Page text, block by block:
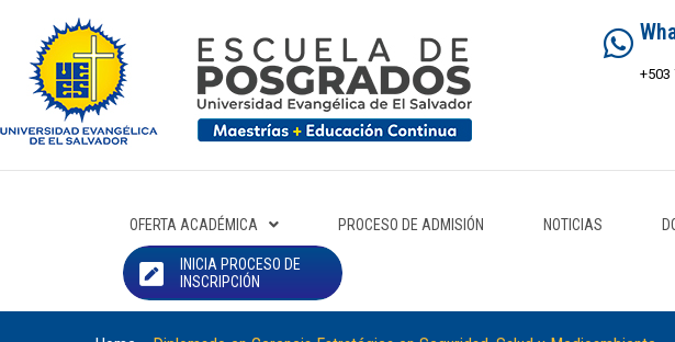
+503
OFERTA ACADÉMICA PROCESO DE ADMISIÓN NOTICIAS
INICIA PROCESO DE
INSCRIPCIÓN